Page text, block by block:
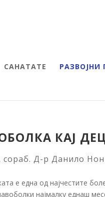
САНАТАТЕ РАЗВОЈНИ
КАЈ
сораб. Д-р Данило
е една од најчестите
најмалку еднаш